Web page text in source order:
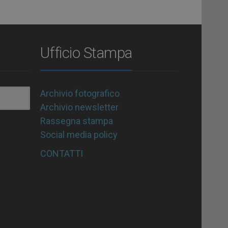
Ufficio Stampa
Archivio fotografico
Archivio newsletter
Rassegna stampa
Social media policy
CONTATTI